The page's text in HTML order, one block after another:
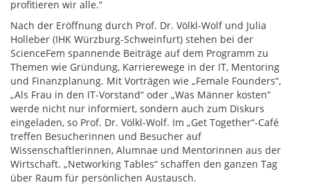
profitieren wir alle.“
Nach der Eröffnung durch Prof. Dr. Völkl-Wolf und Julia
Holleber (IHK Würzburg-Schweinfurt) stehen bei der
ScienceFem spannende Beiträge auf dem Programm zu
Themen wie Gründung, Karrierewege in der IT, Mentoring
und Finanzplanung. Mit Vorträgen wie „Female Founders“,
„Als Frau in den IT-Vorstand“ oder „Was Männer kosten“
werde nicht nur informiert, sondern auch zum Diskurs
eingeladen, so Prof. Dr. Völkl-Wolf. Im „Get Together“-Café
treffen Besucherinnen und Besucher auf
Wissenschaftlerinnen, Alumnae und Mentorinnen aus der
Wirtschaft. „Networking Tables“ schaffen den ganzen Tag
über Raum für persönlichen Austausch.